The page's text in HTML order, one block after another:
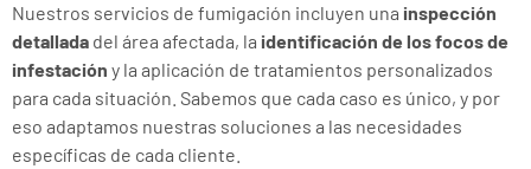
Nuestros servicios de fumigación incluyen una inspección
detallada del área afectada, la identificación de los focos de
infestación y la aplicación de tratamientos personalizados
para cada situación. Sabemos que cada caso es único, y por
eso adaptamos nuestras soluciones a las necesidades
específicas de cada cliente.